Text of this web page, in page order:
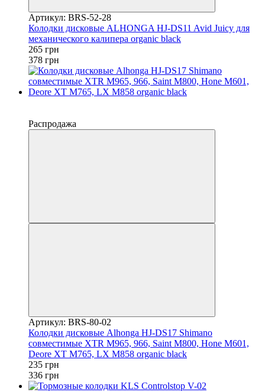
Артикул: BRS-52-28
Колодки дисковые ALHONGA HJ-DS11 Avid Juicy для
механического калипера organic black
265 грн
378 грн
Распродажа
Артикул: BRS-80-02
Колодки дисковые Alhonga HJ-DS17 Shimano
совместимые XTR M965, 966, Saint M800, Hone M601,
Deore XT M765, LX M858 organic black
235 грн
336 грн